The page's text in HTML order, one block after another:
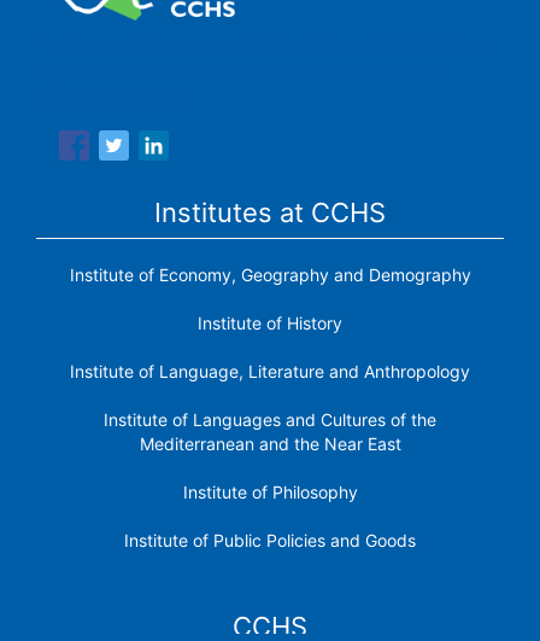
Institutes at CCHS
Institute of Economy, Geography and Demography
Institute of History
Institute of Language, Literature and Anthropology
Institute of Languages ​​and Cultures of the
Mediterranean and the Near East
Institute of Philosophy
Institute of Public Policies and Goods
CCHS